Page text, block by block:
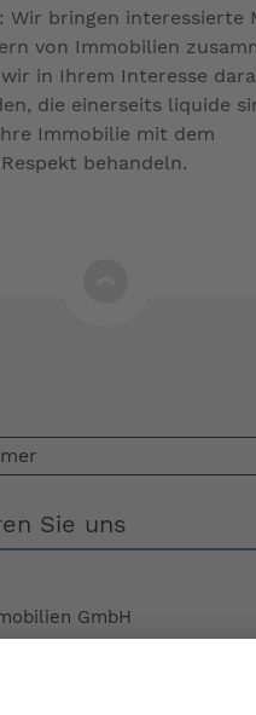
Wir bringen interessierte
von Immobilien
in Ihrem Interesse
die einerseits liquide
Immobilie mit dem
behandeln.
Sie uns
GmbH
73230 Kirchheim unter